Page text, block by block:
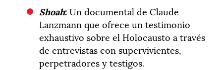
Shoah:Un documental de Claude
Lanzmann que ofrece un testimonio
exhaustivo sobre el Holocausto a través
de entrevistas con supervivientes,
perpetradores y testigos.